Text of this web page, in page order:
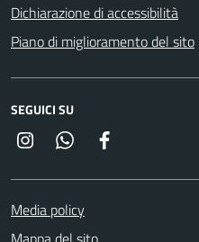
Dichiarazione di accessibilità
Piano di miglioramento del sito
SEGUICI SU
InstagramWhatsapp
Media policy